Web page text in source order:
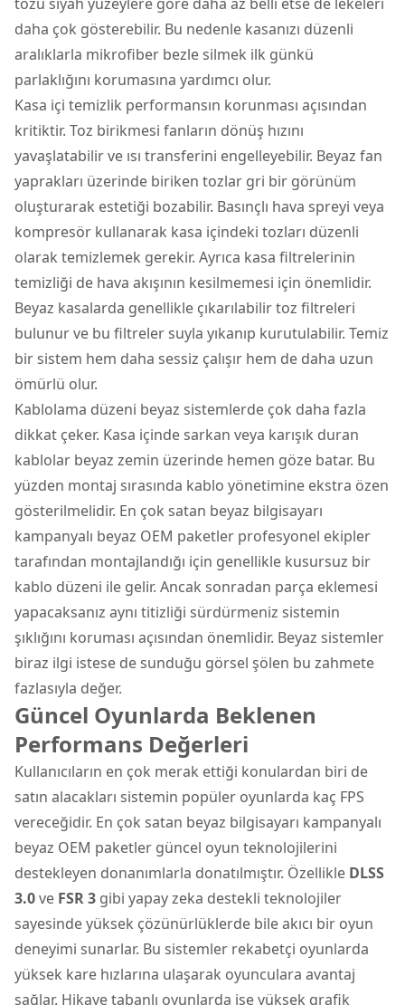
daha çok gösterebilir. Bu nedenle kasanızı düzenli
aralıklarla mikrofiber bezle silmek ilk günkü
parlaklığını korumasına yardımcı olur.
Kasa içi temizlik performansın korunması açısından
kritiktir. Toz birikmesi fanların dönüş hızını
yavaşlatabilir ve ısı transferini engelleyebilir. Beyaz fan
yaprakları üzerinde biriken tozlar gri bir görünüm
oluşturarak estetiği bozabilir. Basınçlı hava spreyi veya
kompresör kullanarak kasa içindeki tozları düzenli
olarak temizlemek gerekir. Ayrıca kasa filtrelerinin
temizliği de hava akışının kesilmemesi için önemlidir.
Beyaz kasalarda genellikle çıkarılabilir toz filtreleri
bulunur ve bu filtreler suyla yıkanıp kurutulabilir. Temiz
bir sistem hem daha sessiz çalışır hem de daha uzun
ömürlü olur.
Kablolama düzeni beyaz sistemlerde çok daha fazla
dikkat çeker. Kasa içinde sarkan veya karışık duran
kablolar beyaz zemin üzerinde hemen göze batar. Bu
yüzden montaj sırasında kablo yönetimine ekstra özen
gösterilmelidir. En çok satan beyaz bilgisayarı
kampanyalı beyaz OEM paketler profesyonel ekipler
tarafından montajlandığı için genellikle kusursuz bir
kablo düzeni ile gelir. Ancak sonradan parça eklemesi
yapacaksanız aynı titizliği sürdürmeniz sistemin
şıklığını koruması açısından önemlidir. Beyaz sistemler
biraz ilgi istese de sunduğu görsel şölen bu zahmete
fazlasıyla değer.
Güncel Oyunlarda Beklenen
Performans Değerleri
Kullanıcıların en çok merak ettiği konulardan biri de
satın alacakları sistemin popüler oyunlarda kaç FPS
vereceğidir. En çok satan beyaz bilgisayarı kampanyalı
beyaz OEM paketler güncel oyun teknolojilerini
destekleyen donanımlarla donatılmıştır. Özellikle DLSS
3.0ve FSR 3 gibi yapay zeka destekli teknolojiler
sayesinde yüksek çözünürlüklerde bile akıcı bir oyun
deneyimi sunarlar. Bu sistemler rekabetçi oyunlarda
yüksek kare hızlarına ulaşarak oyunculara avantaj
sağlar. Hikaye tabanlı oyunlarda ise yüksek grafik